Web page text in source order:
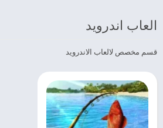
العاب اندرويد
قسم مخصص لالعاب الاندرويد